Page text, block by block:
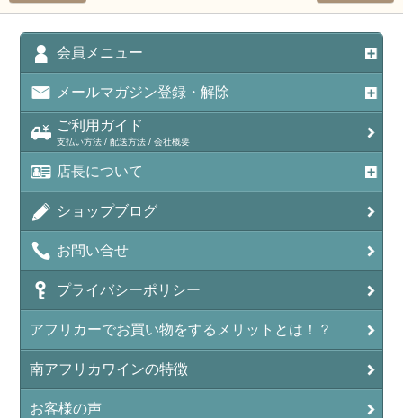
会員メニュー
メールマガジン登録・解除
ご利用ガイド
支払い方法 / 配送方法 / 会社概要
店長について
ショップブログ
お問い合せ
プライバシーポリシー
アフリカーでお買い物をするメリットとは！？
南アフリカワインの特徴
お客様の声